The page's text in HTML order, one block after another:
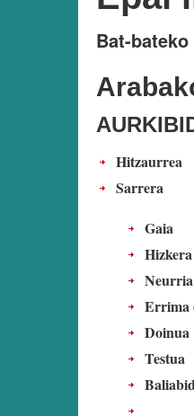
Bat-
Hitzaurrea
Sarrera
Gaia
Hizkera
Neurria
Errima
Doinua
Testua